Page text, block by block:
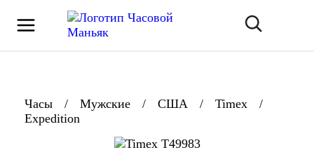
Часы / Мужские / США / Timex
/
Expedition